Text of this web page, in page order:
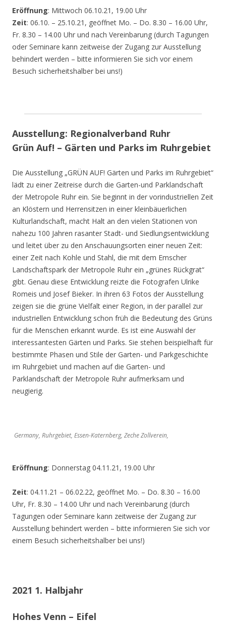
Eröffnung: Mittwoch 06.10.21, 19.00 Uhr
Zeit: 06.10. – 25.10.21, geöffnet Mo. – Do. 8.30 – 16.00 Uhr,
Fr. 8.30 – 14.00 Uhr und nach Vereinbarung (durch Tagungen
oder Seminare kann zeitweise der Zugang zur Ausstellung
behindert werden – bitte informieren Sie sich vor einem
Besuch sicherheitshalber bei uns!)
Ausstellung: Regionalverband Ruhr
Grün Auf! – Gärten und Parks im Ruhrgebiet
Die Ausstellung „GRÜN AUF! Gärten und Parks im Ruhrgebiet“
lädt zu einer Zeitreise durch die Garten-und Parklandschaft
der Metropole Ruhr ein. Sie beginnt in der vorindustriellen Zeit
an Klöstern und Herrensitzen in einer kleinbäuerlichen
Kulturlandschaft, macht Halt an den vielen Stationen von
nahezu 100 Jahren rasanter Stadt- und Siedlungsentwicklung
und leitet über zu den Anschauungsorten einer neuen Zeit:
einer Zeit nach Kohle und Stahl, die mit dem Emscher
Landschaftspark der Metropole Ruhr ein „grünes Rückgrat“
gibt. Genau diese Entwicklung reizte die Fotografen Ulrike
Romeis und Josef Bieker. In ihren 63 Fotos der Ausstellung
zeigen sie die grüne Vielfalt einer Region, in der parallel zur
industriellen Entwicklung schon früh die Bedeutung des Grüns
für die Menschen erkannt wurde. Es ist eine Auswahl der
interessantesten Gärten und Parks. Sie stehen beispielhaft für
bestimmte Phasen und Stile der Garten- und Parkgeschichte
im Ruhrgebiet und machen auf die Garten- und
Parklandschaft der Metropole Ruhr aufmerksam und
neugierig.
Germany, Ruhrgebiet, Essen-Katernberg, Zeche Zollverein,
Eröffnung: Donnerstag 04.11.21, 19.00 Uhr
Zeit: 04.11.21 – 06.02.22, geöffnet Mo. – Do. 8.30 – 16.00
Uhr, Fr. 8.30 – 14.00 Uhr und nach Vereinbarung (durch
Tagungen oder Seminare kann zeitweise der Zugang zur
Ausstellung behindert werden – bitte informieren Sie sich vor
einem Besuch sicherheitshalber bei uns!)
2021 1. Halbjahr
Hohes Venn – Eifel